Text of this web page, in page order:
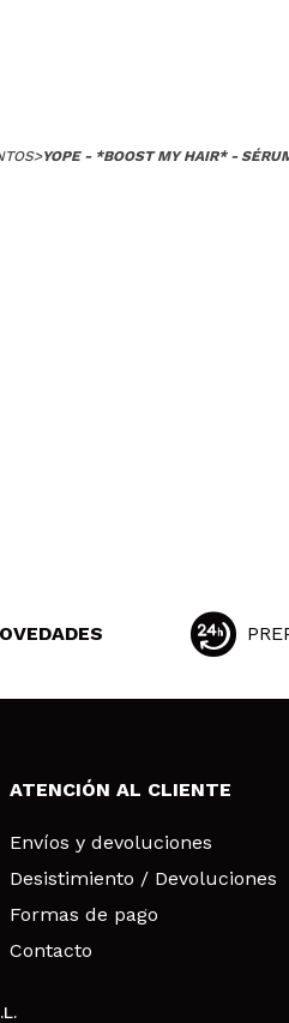
>YOPE - *BOOST MY HAIR* -
ATENCIÓN AL CLIENTE
Envíos y devoluciones
Desistimiento / Devoluciones
Formas de pago
Contacto